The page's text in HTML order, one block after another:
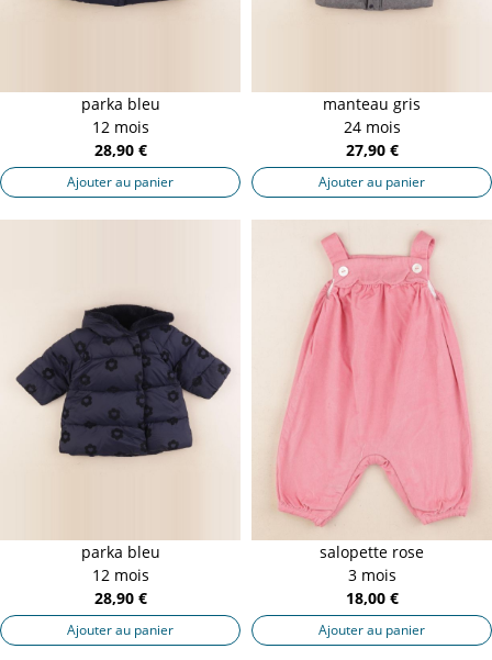
parka bleu
12 mois
28,90 €
Ajouter au panier
manteau gris
24 mois
27,90 €
Ajouter au panier
parka bleu
12 mois
28,90 €
Ajouter au panier
salopette rose
3 mois
18,00 €
Ajouter au panier